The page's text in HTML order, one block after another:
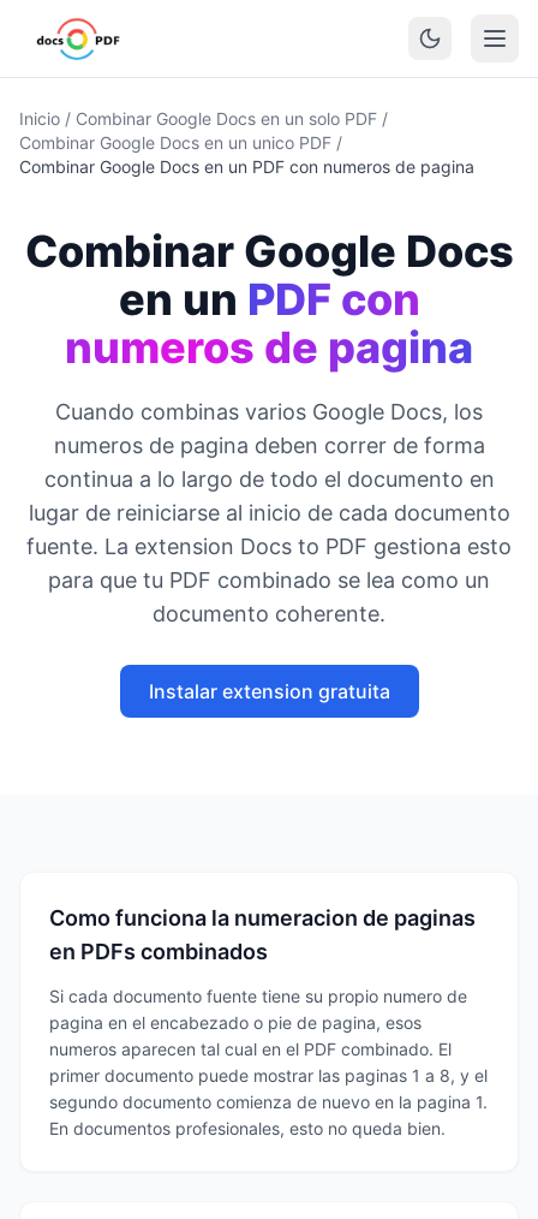
Inicio / Combinar Google Docs en un solo PDF /
Combinar Google Docs en un unico PDF /
Combinar Google Docs en un PDF con numeros de pagina
Combinar Google Docs
en un PDF con
numeros de pagina
Cuando combinas varios Google Docs, los
numeros de pagina deben correr de forma
continua a lo largo de todo el documento en
lugar de reiniciarse al inicio de cada documento
fuente. La extension Docs to PDF gestiona esto
para que tu PDF combinado se lea como un
documento coherente.
Instalar extension gratuita
Como funciona la numeracion de paginas
en PDFs combinados
Si cada documento fuente tiene su propio numero de
pagina en el encabezado o pie de pagina, esos
numeros aparecen tal cual en el PDF combinado. El
primer documento puede mostrar las paginas 1 a 8, y el
segundo documento comienza de nuevo en la pagina 1.
En documentos profesionales, esto no queda bien.